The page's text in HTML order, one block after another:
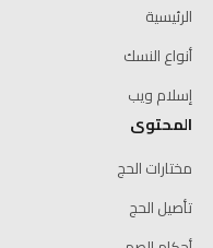
الرئيسية
أنواع النسك
إسلام ويب
المحتوى
مختارات الحج
تأصيل الحج